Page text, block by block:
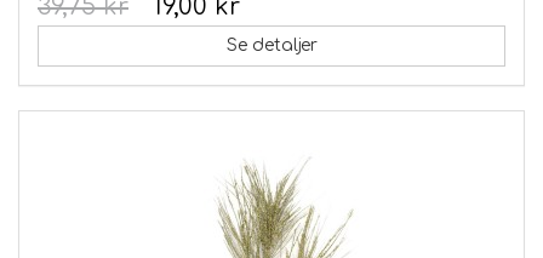
19,00 kr
39,75 kr
Se detaljer